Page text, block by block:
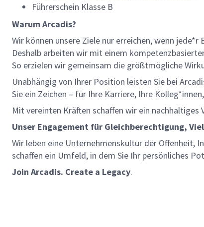
Führerschein Klasse B
Warum Arcadis?
Wir können unsere Ziele nur erreichen, wenn
Deshalb arbeiten wir mit einem
So erzielen wir gemeinsam die größtmögliche
Unabhängig von Ihrer Position leisten Sie bei
Sie ein Zeichen – für Ihre Karriere, Ihre
Mit vereinten Kräften schaffen wir ein nachhaltiges
Unser Engagement für Gleichberechtigung,
Wir leben eine Unternehmenskultur der Offenheit,
schaffen ein Umfeld, in dem Sie Ihr persönliches
Join Arcadis. Create a Legacy.